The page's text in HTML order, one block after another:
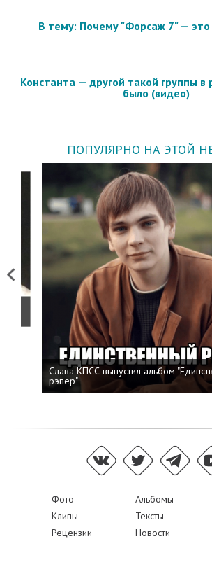
В тему: Почему "Форсаж 7" —
Константа — другой такой группы в
было (видео)
ПОПУЛЯРНО НА ЭТОЙ
Previous
Слава КПСС выпустил альбом
рэпер"
Фото Альбомы
Клипы
Тексты
Рецензии
Новости